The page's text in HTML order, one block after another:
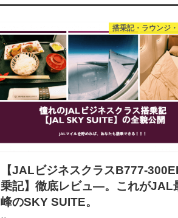
搭乗記・ラウンジ
【JALビジネスクラスB777-
乗記】徹底レビュ―。これがJAL
峰のSKY SUITE。